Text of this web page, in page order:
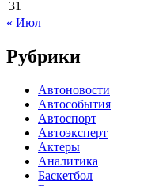
31
« Июл
Рубрики
Автоновости
Автособытия
Автоспорт
Автоэксперт
Актеры
Аналитика
Баскетбол